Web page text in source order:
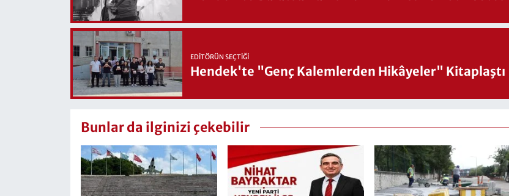
EDITÖRÜN SEÇTIĞI
Hendek'te "Genç Kalemlerden Hikâyeler" Kitaplaştı
Bunlar da ilginizi çekebilir